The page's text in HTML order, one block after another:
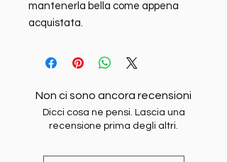
mantenerla bella come appena
acquistata.
Non ci sono ancora recensioni
Dicci cosa ne pensi. Lascia una
recensione prima degli altri.